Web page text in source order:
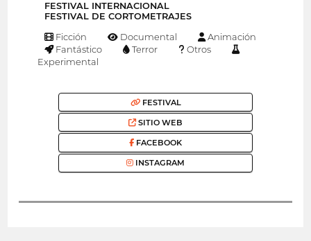
FESTIVAL INTERNACIONAL
FESTIVAL DE CORTOMETRAJES
Ficción Documental
Animación
Fantástico
Terror
Otros
Experimental
FESTIVAL
SITIO WEB
FACEBOOK
INSTAGRAM